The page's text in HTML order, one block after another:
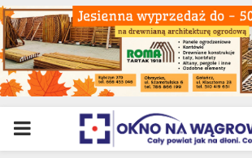
PRIMARY